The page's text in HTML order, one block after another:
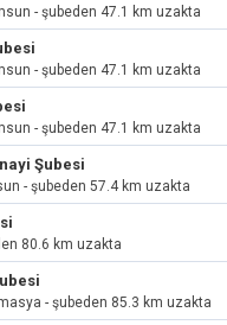
- şubeden 47.1 km uzakta
- şubeden 47.1 km uzakta
- şubeden 47.1 km uzakta
Şubesi
- şubeden 57.4 km uzakta
80.6 km uzakta
- şubeden 85.3 km uzakta